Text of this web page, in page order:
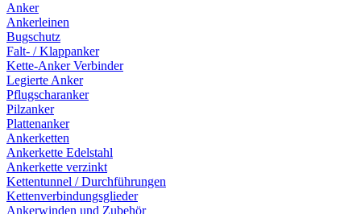
Anker
Ankerleinen
Bugschutz
Falt- / Klappanker
Kette-Anker Verbinder
Legierte Anker
Pflugscharanker
Pilzanker
Plattenanker
Ankerketten
Ankerkette Edelstahl
Ankerkette verzinkt
Kettentunnel / Durchführungen
Kettenverbindungsglieder
Ankerwinden und Zubehör